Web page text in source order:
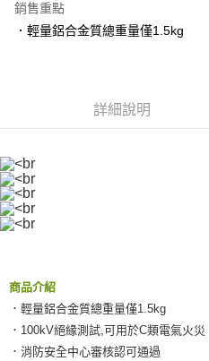
匯豐（台灣）商業銀行
聯邦商業銀行
台灣樂天信用卡公司
悠遊付
便利好安心！
１．簡單：不需註冊會員、不需綁卡、
２．便利：只要手機號碼，簡訊認證，
３．安心：先確認商品／服務後，再付
２．訂單成立數日內，您將收到繳費通
３．收到繳費通知簡訊後14天內，點擊
※ 請注意：結帳手續完成當下不需立刻
購買商品的店家。未經商家同意取消之
運送方式
宅配(快速到貨)
每筆NT$300
付款後門市自取
免運費
銷售重點
．輕量鋁合金質總重量僅1.5kg
詳細說明
商品介紹
．輕量鋁合金質總重量僅1.5kg
．100kV絕緣測試,可用於C類電氣火災
．消防安全中心審核認可通過